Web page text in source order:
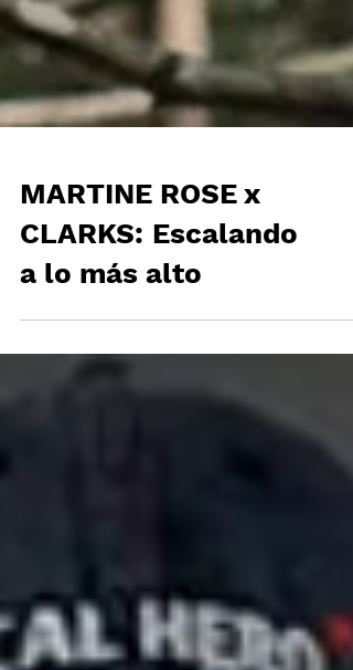
MARTINE ROSE x
CLARKS: Escalando
a lo más alto